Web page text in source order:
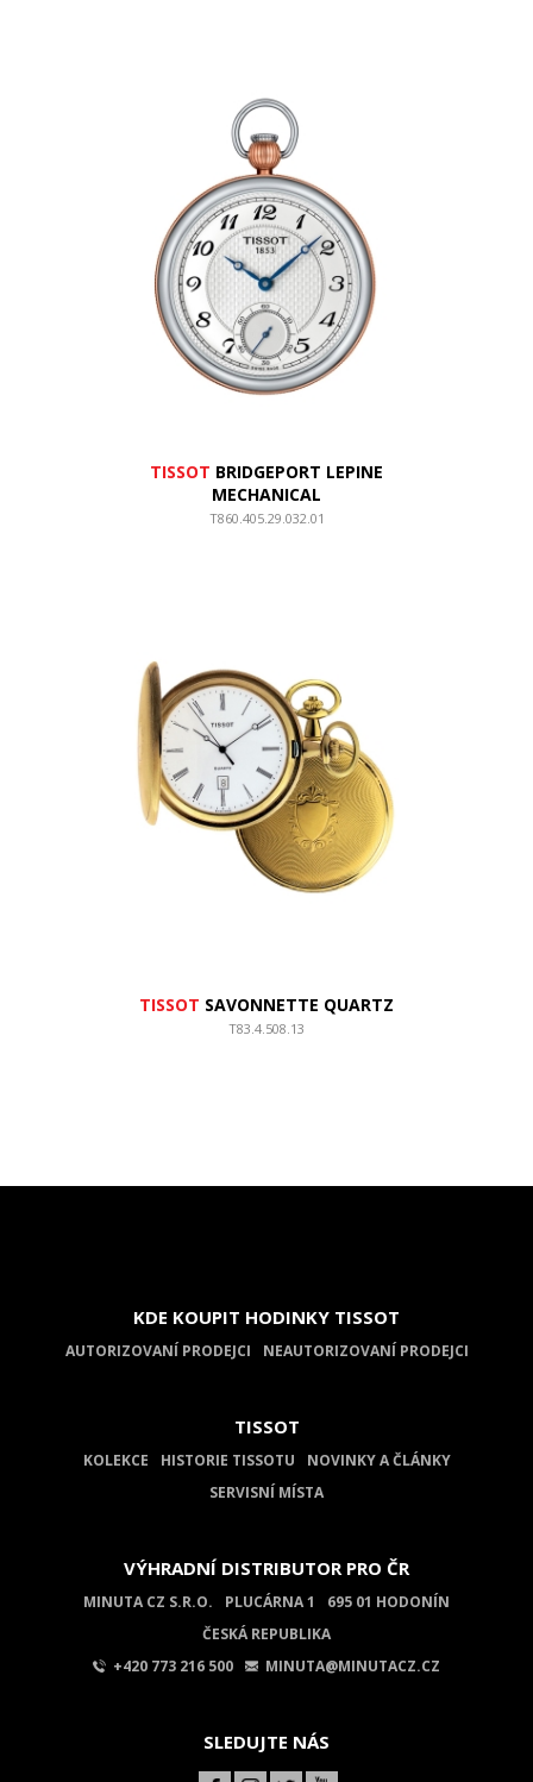
TISSOT BRIDGEPORT LEPINE
MECHANICAL
T860.405.29.032.01
TISSOT SAVONNETTE QUARTZ
T83.4.508.13
KDE KOUPIT HODINKY TISSOT
AUTORIZOVANÍ PRODEJCI NEAUTORIZOVANÍ PRODEJCI
TISSOT
KOLEKCE HISTORIE TISSOTU
NOVINKY A ČLÁNKY
SERVISNÍ MÍSTA
VÝHRADNÍ DISTRIBUTOR PRO ČR
MINUTA CZ S.R.O. PLUCÁRNA 1
695 01 HODONÍN
ČESKÁ REPUBLIKA
+420 773 216 500
MINUTA@MINUTACZ.CZ
SLEDUJTE NÁS